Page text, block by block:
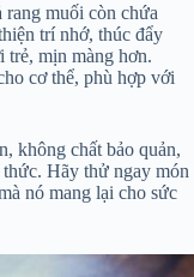
muối còn chứa
trí nhớ, thúc đẩy
trẻ, mịn màng hơn.
cơ thể, phù hợp với
không chất bảo quản,
Hãy thử ngay món
nó mang lại cho sức